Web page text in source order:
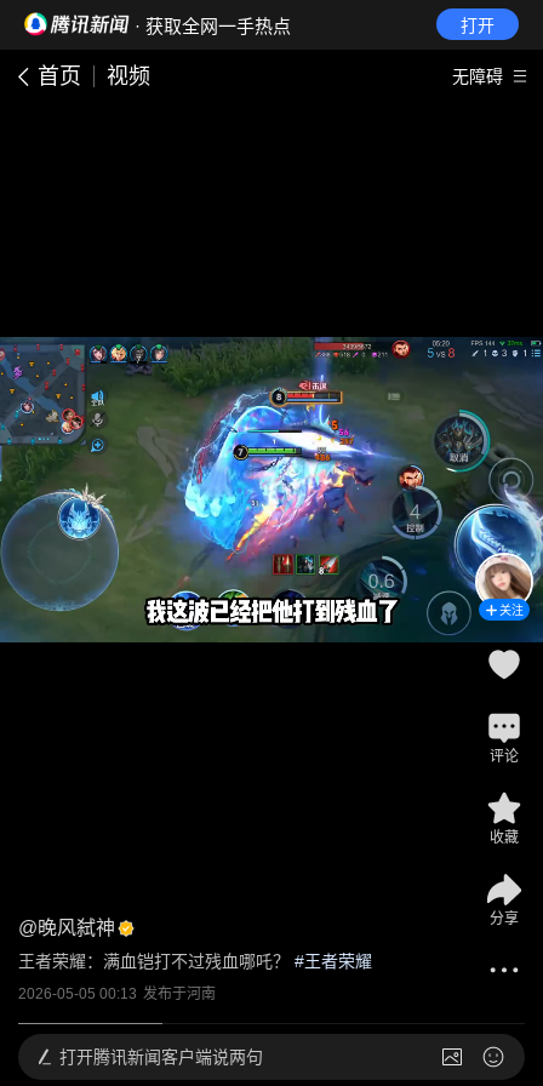
· 获取全网一手热点 打开
首页 视频 无障碍
@晚风弑神
王者荣耀：满血铠打不过残血哪吒？ #王者荣耀
2026-05-05 00:13 发布于河南
关注
评论
收藏
分享
打开腾讯新闻客户端说两句